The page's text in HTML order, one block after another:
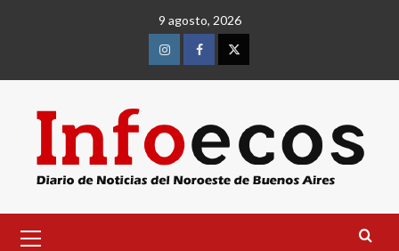
9 agosto, 2026
InstagramFacebookTwitter
primario